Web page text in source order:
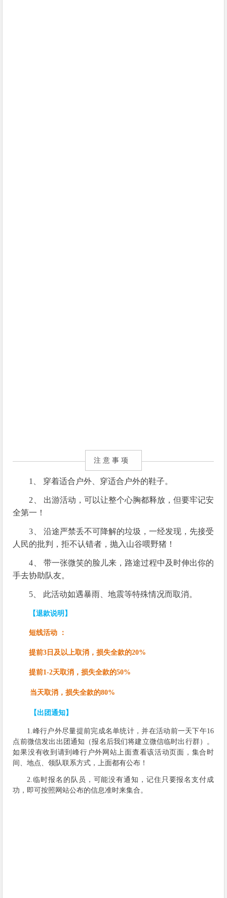
注 意 事 项
1、 穿着适合户外、穿适合户外的鞋子。
2、 出游活动，可以让整个心胸都释放，但要牢记安
全第一！
3、 沿途严禁丢不可降解的垃圾，一经发现，先接受
人民的批判，拒不认错者，抛入山谷喂野猪！
4、 带一张微笑的脸儿来，路途过程中及时伸出你的
手去协助队友。
5、 此活动如遇暴雨、地震等特殊情况而取消。
【退款说明】
短线活动 ：
提前3日及以上取消，损失全款的20%
提前1-2天取消，损失全款的50%
当天取消，损失全款的80%
【出团通知】
1.峰行户外尽量提前完成名单统计，并在活动前一天下午16
点前微信发出出团通知（报名后我们将建立微信临时出行群）。
如果没有收到请到峰行户外网站上面查看该活动页面，集合时
间、地点、领队联系方式，上面都有公布！
2.临时报名的队员，可能没有通知，记住只要报名支付成
功，即可按照网站公布的信息准时来集合。